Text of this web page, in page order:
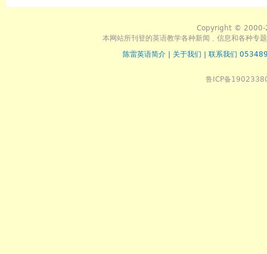
Copyright © 2000-
本网站所刊登的英语教学各种新闻﹑信息和各种专
陈雷英语简介
关于我们 联系我们
鲁ICP备